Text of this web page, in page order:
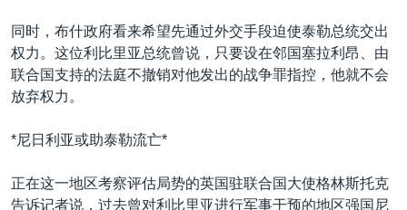
同时，布什政府看来希望先通过外交手段迫使泰勒总统交出
权力。这位利比里亚总统曾说，只要设在邻国塞拉利昂、由
联合国支持的法庭不撤销对他发出的战争罪指控，他就不会
放弃权力。
*尼日利亚或助泰勒流亡*
正在这一地区考察评估局势的英国驻联合国大使格林斯托克
告诉记者说，过去曾对利比里亚进行军事干预的地区强国尼